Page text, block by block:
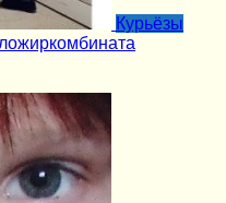
Курьёзы